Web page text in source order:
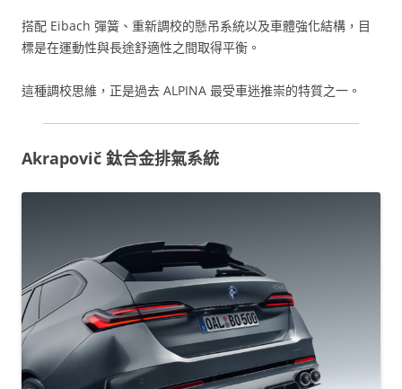
搭配 Eibach 彈簧、重新調校的懸吊系統以及車體強化結構，目
標是在運動性與長途舒適性之間取得平衡。
這種調校思維，正是過去 ALPINA 最受車迷推崇的特質之一。
Akrapovič 鈦合金排氣系統